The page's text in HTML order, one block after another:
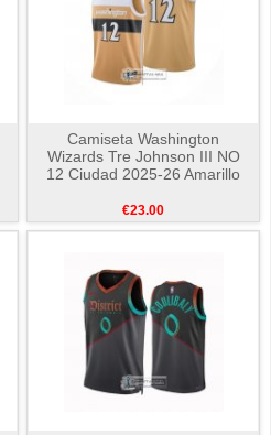
Camiseta Washington
Wizards Tre Johnson III NO
12 Ciudad 2025-26 Amarillo
€23.00